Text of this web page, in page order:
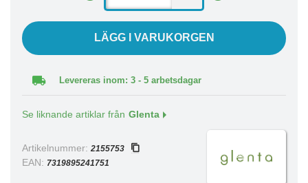
LÄGG I VARUKORGEN
Levereras inom: 3 - 5 arbetsdagar
Se liknande artiklar från Glenta
Artikelnummer: 2155753
EAN: 7319895241751